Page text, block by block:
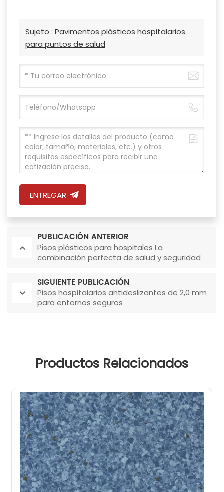
Sujeto : Pavimentos plásticos hospitalarios
para puntos de salud
ENTREGAR
PUBLICACIÓN ANTERIOR
Pisos plásticos para hospitales La
combinación perfecta de salud y seguridad
SIGUIENTE PUBLICACIÓN
Pisos hospitalarios antideslizantes de 2,0 mm
para entornos seguros
Productos Relacionados